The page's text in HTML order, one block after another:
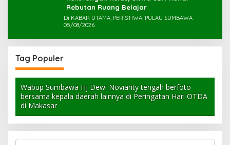
Rebutan Ruang Belajar
Di KABAR UTAMA, PERISTIWA, PULAU SUMBAWA
05/08/2026
Tag Populer
Wabup Sumbawa Hj Dewi Novianty tengah berfoto
bersama kepala daerah lainnya di Peringatan Hari OTDA
di Makasar